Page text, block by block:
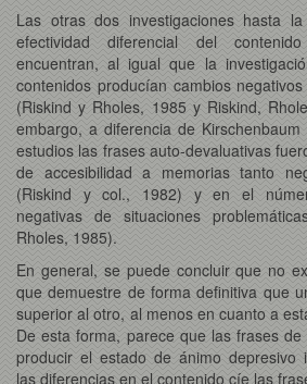
Las otras dos investigaciones hasta
efectividad diferencial del
encuentran, al igual que la
contenidos producían cambios
(Riskind y Rholes, 1985 y Riskind,
embargo, a diferencia de
estudios las frases auto-devaluativas
de accesibilidad a memorias tanto
(Riskind y col., 1982) y en el
negativas de situaciones
Rholes, 1985).
En general, se puede concluir que no
que demuestre de forma definitiva que
superior al otro, al menos en cuanto a
De esta forma, parece que las frases
producir el estado de ánimo depresivo
las diferencias en el contenido cíe las